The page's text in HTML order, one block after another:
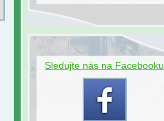
Sledujte nás na Facebooku